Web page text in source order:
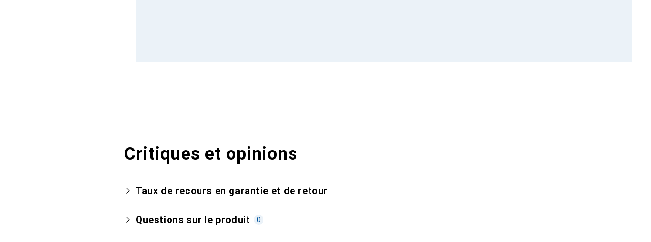
Critiques et opinions
Taux de recours en garantie et de retour
Questions sur le produit 0